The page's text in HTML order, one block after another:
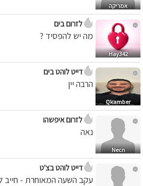
אמריקה
Hay342
לזרום בים
מה יש להפסיד ?
Qkamber
דייט לוהט בים
הרבה יין
Necn
לזרום איפשהו
נאה
דייט לוהט בצ'ט
עקב השעה המאוחרת - חייב